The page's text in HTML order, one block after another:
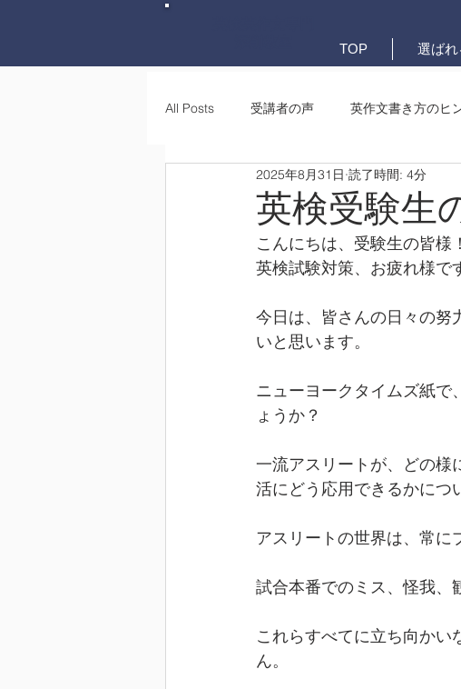
TOP 選ば
All Posts 受講者の声 英作文書き方のヒ
英作文書き方(文法) 要約・e-メール問題
英検受験生
2025年8月31日 読了時間: 4分
こんにちは、受験生の皆様！
英検試験対策、お疲れ様で
今日は、皆さんの日々の努
いと思います。
ニューヨークタイムズ紙で
ょうか？
一流アスリートが、どの様
活にどう応用できるかにつ
アスリートの世界は、常に
試合本番でのミス、怪我、
これらすべてに立ち向か
ん。